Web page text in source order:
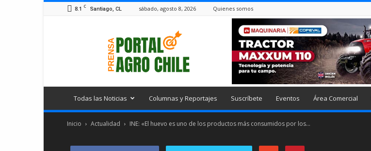
8.1 C Santiago, CL sábado, agosto 8, 2026 Quienes somos
Todas las Noticias Columnas y Reportajes Suscríbete Eventos Área Comercial
Inicio Actualidad INE: «El huevo es uno de los productos más consumidos por los...